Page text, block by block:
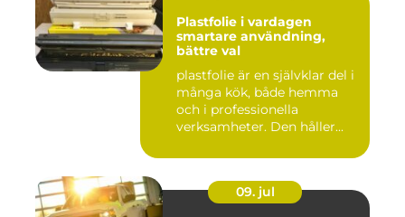
Plastfolie i vardagen
smartare användning,
bättre val
plastfolie är en självklar del i
många kök, både hemma
och i professionella
verksamheter. Den håller...
09. jul